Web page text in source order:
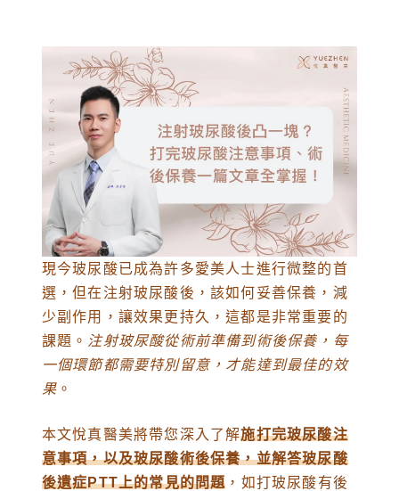
現今玻尿酸已成為許多愛美人士進行微整的首
選，但在注射玻尿酸後，該如何妥善保養，減
少副作用，讓效果更持久，這都是非常重要的
課題。 注射玻尿酸從術前準備到術後保養，每
一個環節都需要特別留意，才能達到最佳的效
果 。
本文悅真醫美將帶您深入了解施打完玻尿酸注
意事項，以及玻尿酸術後保養，並解答玻尿酸
後遺症PTT上的常見的問題 ，如打玻尿酸有後